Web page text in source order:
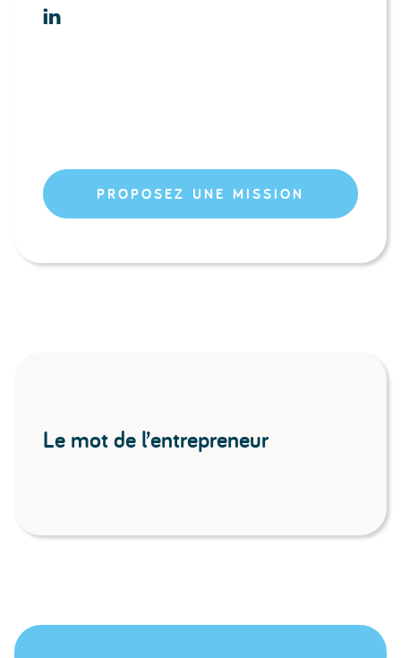

PROPOSEZ UNE MISSION
Le mot de l’entrepreneur